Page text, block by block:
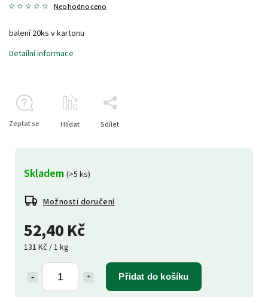
Neohodnoceno
52,40 Kč
131 Kč / 1 kg
Přidat do košíku
Skladem (>5 ks)
Možnosti doručení
balení 20ks v kartonu
Detailní informace
Zeptat se Hlídat Sdílet